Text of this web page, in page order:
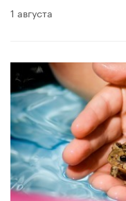
1 августа